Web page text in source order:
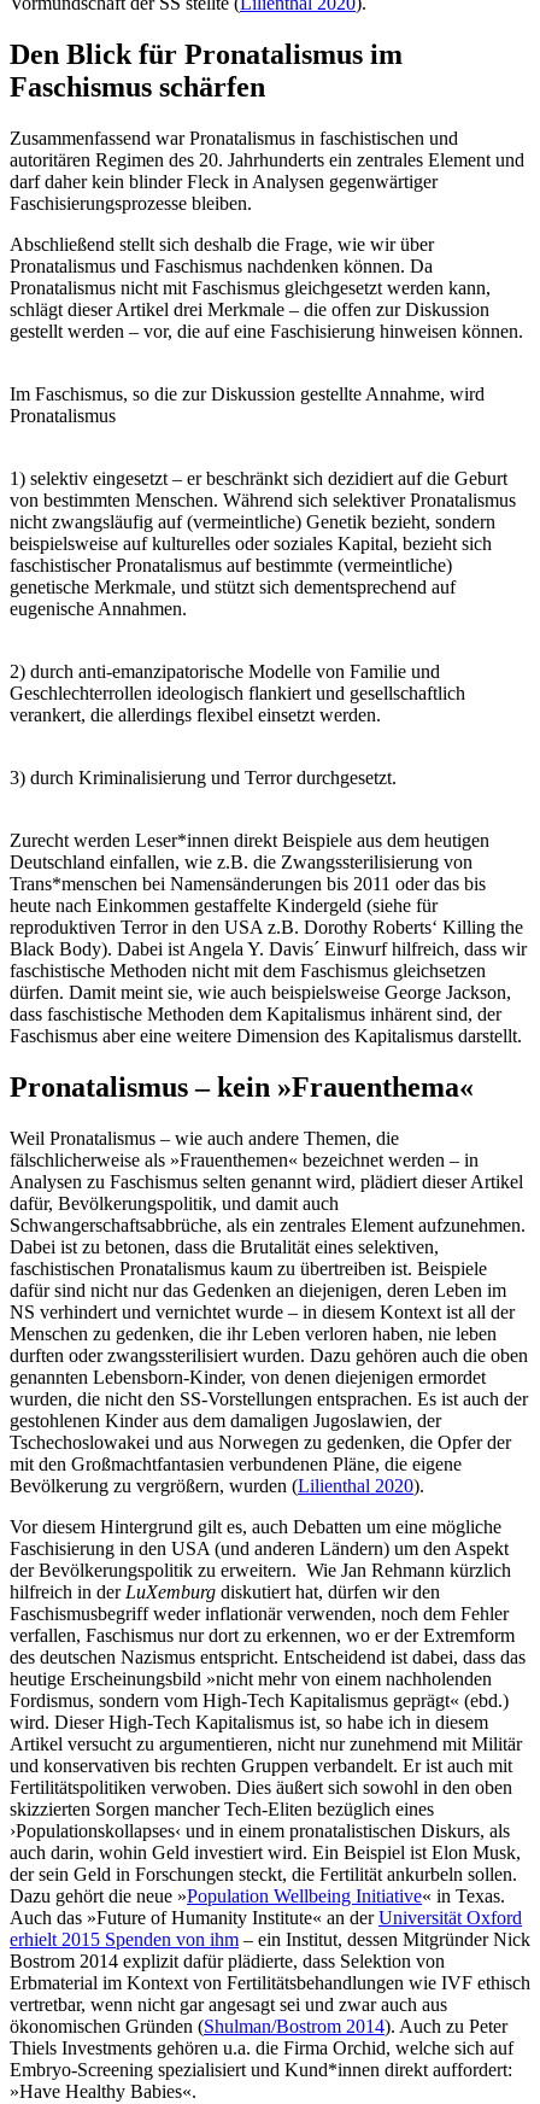
Den Blick für Pronatalismus im
Faschismus schärfen
Zusammenfassend war Pronatalismus in faschistischen und
autoritären Regimen des 20. Jahrhunderts ein zentrales Element und
darf daher kein blinder Fleck in Analysen gegenwärtiger
Faschisierungsprozesse bleiben.
Abschließend stellt sich deshalb die Frage, wie wir über
Pronatalismus und Faschismus nachdenken können. Da
Pronatalismus nicht mit Faschismus gleichgesetzt werden kann,
schlägt dieser Artikel drei Merkmale – die offen zur Diskussion
gestellt werden – vor, die auf eine Faschisierung hinweisen können.
Im Faschismus, so die zur Diskussion gestellte Annahme, wird
Pronatalismus
1) selektiv eingesetzt – er beschränkt sich dezidiert auf die Geburt
von bestimmten Menschen. Während sich selektiver Pronatalismus
nicht zwangsläufig auf (vermeintliche) Genetik bezieht, sondern
beispielsweise auf kulturelles oder soziales Kapital, bezieht sich
faschistischer Pronatalismus auf bestimmte (vermeintliche)
genetische Merkmale, und stützt sich dementsprechend auf
eugenische Annahmen.
2) durch anti-emanzipatorische Modelle von Familie und
Geschlechterrollen ideologisch flankiert und gesellschaftlich
verankert, die allerdings flexibel einsetzt werden.
3) durch Kriminalisierung und Terror durchgesetzt.
Zurecht werden Leser*innen direkt Beispiele aus dem heutigen
Deutschland einfallen, wie z.B. die Zwangssterilisierung von
Trans*menschen bei Namensänderungen bis 2011 oder das bis
heute nach Einkommen gestaffelte Kindergeld (siehe für
reproduktiven Terror in den USA z.B. Dorothy Roberts‘ Killing the
Black Body). Dabei ist Angela Y. Davis´ Einwurf hilfreich, dass wir
faschistische Methoden nicht mit dem Faschismus gleichsetzen
dürfen. Damit meint sie, wie auch beispielsweise George Jackson,
dass faschistische Methoden dem Kapitalismus inhärent sind, der
Faschismus aber eine weitere Dimension des Kapitalismus darstellt.
Pronatalismus – kein »Frauenthema«
Weil Pronatalismus – wie auch andere Themen, die
fälschlicherweise als »Frauenthemen« bezeichnet werden – in
Analysen zu Faschismus selten genannt wird, plädiert dieser Artikel
dafür, Bevölkerungspolitik, und damit auch
Schwangerschaftsabbrüche, als ein zentrales Element aufzunehmen.
Dabei ist zu betonen, dass die Brutalität eines selektiven,
faschistischen Pronatalismus kaum zu übertreiben ist. Beispiele
dafür sind nicht nur das Gedenken an diejenigen, deren Leben im
NS verhindert und vernichtet wurde – in diesem Kontext ist all der
Menschen zu gedenken, die ihr Leben verloren haben, nie leben
durften oder zwangssterilisiert wurden. Dazu gehören auch die oben
genannten Lebensborn-Kinder, von denen diejenigen ermordet
wurden, die nicht den SS-Vorstellungen entsprachen. Es ist auch der
gestohlenen Kinder aus dem damaligen Jugoslawien, der
Tschechoslowakei und aus Norwegen zu gedenken, die Opfer der
mit den Großmachtfantasien verbundenen Pläne, die eigene
Bevölkerung zu vergrößern, wurden (Lilienthal 2020).
Vor diesem Hintergrund gilt es, auch Debatten um eine mögliche
Faschisierung in den USA (und anderen Ländern) um den Aspekt
der Bevölkerungspolitik zu erweitern. Wie Jan Rehmann kürzlich
hilfreich in der LuXemburg diskutiert hat, dürfen wir den
Faschismusbegriff weder inflationär verwenden, noch dem Fehler
verfallen, Faschismus nur dort zu erkennen, wo er der Extremform
des deutschen Nazismus entspricht. Entscheidend ist dabei, dass das
heutige Erscheinungsbild »nicht mehr von einem nachholenden
Fordismus, sondern vom High-Tech Kapitalismus geprägt« (ebd.)
wird. Dieser High-Tech Kapitalismus ist, so habe ich in diesem
Artikel versucht zu argumentieren, nicht nur zunehmend mit Militär
und konservativen bis rechten Gruppen verbandelt. Er ist auch mit
Fertilitätspolitiken verwoben. Dies äußert sich sowohl in den oben
skizzierten Sorgen mancher Tech-Eliten bezüglich eines
›Populationskollapses‹ und in einem pronatalistischen Diskurs, als
auch darin, wohin Geld investiert wird. Ein Beispiel ist Elon Musk,
der sein Geld in Forschungen steckt, die Fertilität ankurbeln sollen.
Dazu gehört die neue »Population Wellbeing Initiative« in Texas.
Auch das »Future of Humanity Institute« an derUniversität Oxford
erhielt 2015 Spenden von ihm – ein Institut, dessen Mitgründer Nick
Bostrom 2014 explizit dafür plädierte, dass Selektion von
Erbmaterial im Kontext von Fertilitätsbehandlungen wie IVF ethisch
vertretbar, wenn nicht gar angesagt sei und zwar auch aus
ökonomischen Gründen (Shulman/Bostrom 2014). Auch zu Peter
Thiels Investments gehören u.a. die Firma Orchid, welche sich auf
Embryo-Screening spezialisiert und Kund*innen direkt auffordert:
»Have Healthy Babies«.